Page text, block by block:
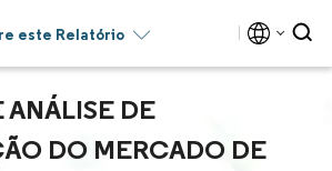
este Relatório
DE
DO MERCADO DE